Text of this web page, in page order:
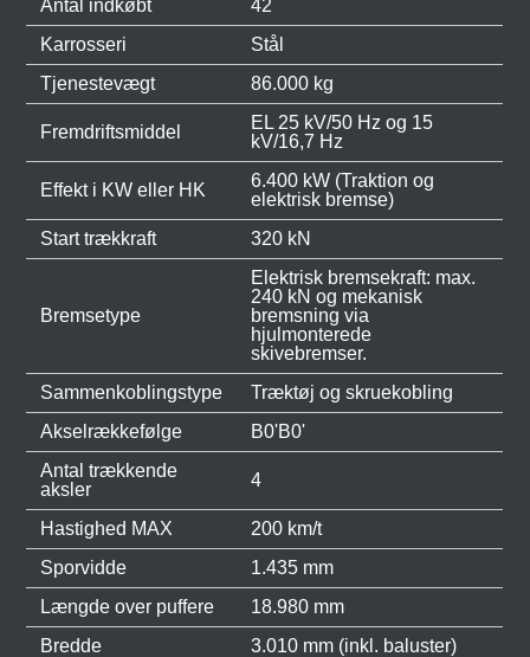
Antal indkøbt
42
Karrosseri
Stål
Tjenestevægt
86.000 kg
Fremdriftsmiddel
EL 25 kV/50 Hz og 15
kV/16,7 Hz
Effekt i KW eller HK
6.400 kW (Traktion og
elektrisk bremse)
Start trækkraft
320 kN
Bremsetype
Elektrisk bremsekraft: max.
240 kN og mekanisk
bremsning via
hjulmonterede
skivebremser.
Sammenkoblingstype
Træktøj og skruekobling
Akselrækkefølge
B0'B0'
Antal trækkende
aksler
4
Hastighed MAX
200 km/t
Sporvidde
1.435 mm
Længde over puffere
18.980 mm
Bredde
3.010 mm (inkl. baluster)